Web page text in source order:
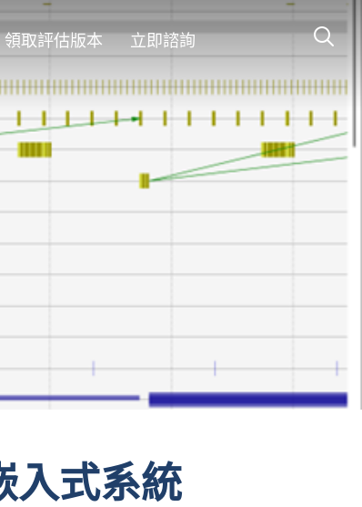
領取評估版本
立即諮詢
入式系統